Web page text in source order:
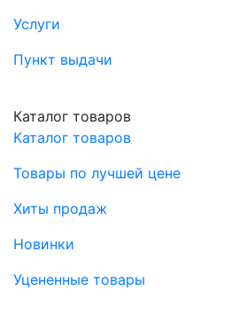
Услуги
Пункт выдачи
Каталог товаров
Каталог товаров
Товары по лучшей цене
Хиты продаж
Новинки
Уцененные товары